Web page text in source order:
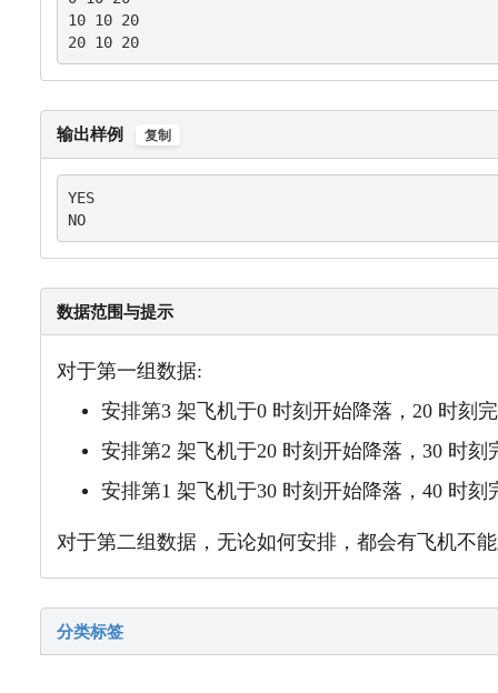
10 10 20
20 10 20
输出样例 复制
YES
NO
数据范围与提示
对于第一组数据:
安排第3 架飞机于0 时刻开始降落，20 时刻
安排第2 架飞机于20 时刻开始降落，30 时刻
安排第1 架飞机于30 时刻开始降落，40 时刻
对于第二组数据，无论如何安排，都会有飞机不
分类标签